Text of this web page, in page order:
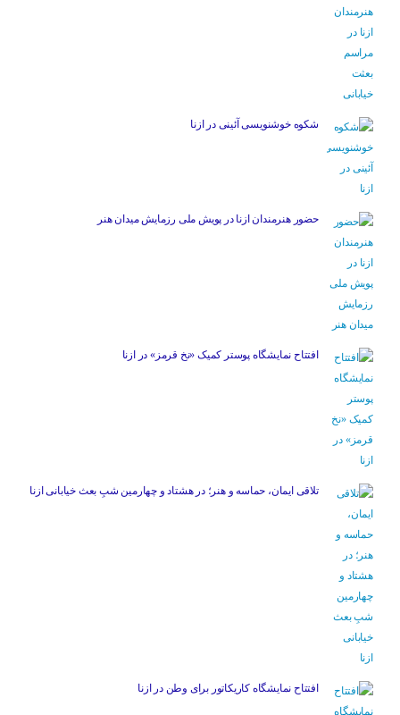
شکوه خوشنویسی آئینی در ازنا
حضور هنرمندان ازنا در پویش ملی رزمایش میدان هنر
افتتاح نمایشگاه پوستر کمیک «نخ قرمز» در ازنا
تلاقی ایمان، حماسه و هنر؛ در هشتاد و چهارمین شبِ بعث خیابانی ازنا
افتتاح نمایشگاه کاریکاتور برای وطن در ازنا